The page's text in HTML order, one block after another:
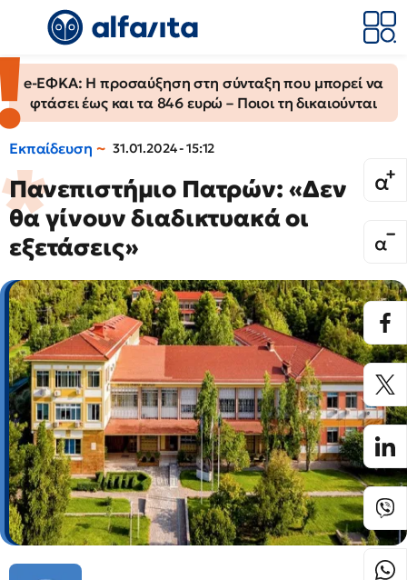
e-ΕΦΚΑ: Η προσαύξηση στη σύνταξη που μπορεί να
φτάσει έως και τα 846 ευρώ – Ποιοι τη δικαιούνται
Εκπαίδευση 31.01.2024 - 15:12
Πανεπιστήμιο Πατρών: «Δεν
θα γίνουν διαδικτυακά οι
εξετάσεις»